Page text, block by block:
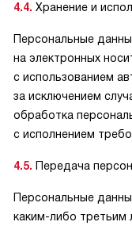
4.4. Хранение и
Персональные
на электронных
с использованием
за исключением
обработка
с исполнением
4.5. Передача
Персональные
каким-либо третьим